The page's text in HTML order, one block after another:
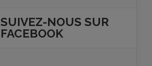
SUIVEZ-NOUS SUR
FACEBOOK